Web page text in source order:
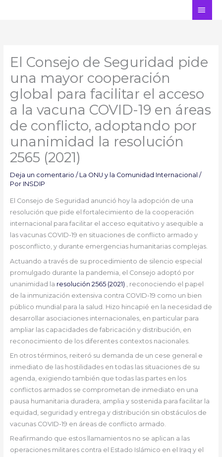
El Consejo de Seguridad pide
una mayor cooperación
global para facilitar el acceso
a la vacuna COVID-19 en áreas
de conflicto, adoptando por
unanimidad la resolución
2565 (2021)
Deja un comentario / La ONU y la Comunidad Internacional /
Por INSDIP
El Consejo de Seguridad anunció hoy la adopción de una
resolución que pide el fortalecimiento de la cooperación
internacional para facilitar el acceso equitativo y asequible a
las vacunas COVID-19 en situaciones de conflicto armado y
posconflicto, y durante emergencias humanitarias complejas.
Actuando a través de su procedimiento de silencio especial
promulgado durante la pandemia, el Consejo adoptó por
unanimidad la resolución 2565 (2021) , reconociendo el papel
de la inmunización extensiva contra COVID-19 como un bien
público mundial para la salud. Hizo hincapié en la necesidad de
desarrollar asociaciones internacionales, en particular para
ampliar las capacidades de fabricación y distribución, en
reconocimiento de los diferentes contextos nacionales.
En otros términos, reiteró su demanda de un cese general e
inmediato de las hostilidades en todas las situaciones de su
agenda, exigiendo también que todas las partes en los
conflictos armados se comprometan de inmediato en una
pausa humanitaria duradera, amplia y sostenida para facilitar la
equidad, seguridad y entrega y distribución sin obstáculos de
vacunas COVID-19 en áreas de conflicto armado.
Reafirmando que estos llamamientos no se aplican a las
operaciones militares contra el Estado Islámico en el Iraq y el